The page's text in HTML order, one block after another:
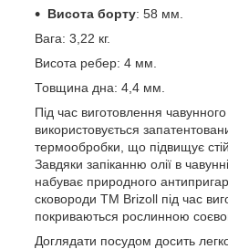
Висота борту: 58 мм.
Вага: 3,22 кг.
Висота ребер: 4 мм.
Товщина дна: 4,4 мм.
Під час виготовлення чавунного
використовується
термообробки, що підвищує
Завдяки запіканню олії в
набуває природного
сковороди ТМ Brizoll під час
покриваються рослинною
Доглядати посудом досить